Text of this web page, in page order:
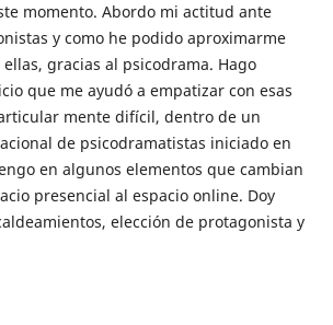
momento. Abordo mi actitud ante
y como he podido aproximarme
gracias al psicodrama. Hago
que me ayudó a empatizar con esas
mente difícil, dentro de un
de psicodramatistas iniciado en
en algunos elementos que cambian
presencial al espacio online. Doy
elección de protagonista y